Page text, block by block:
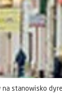
stanowisko